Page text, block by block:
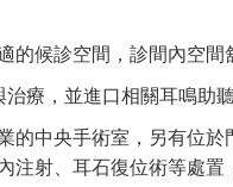
的候診空間，診間內空
療，並進口相關耳鳴助
的中央手術室，另有位
注射、耳石復位術等處